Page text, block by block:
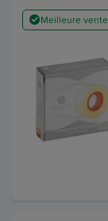
Meilleure vente